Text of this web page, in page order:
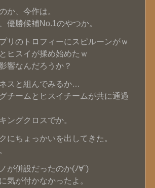
か、今作は。
優勝候補No.1のやつか。
リのトロフィーにスピルーンがｗ
ヒスイが揉め始めたｗ
響なんだろうか？
スと組んでみるか…
チームとヒスイチームが共に通過
ングクロスでか。
にちょっかいを出してきた。
が併設だったのか(ﾉ∀`)
気が付かなかったよ。